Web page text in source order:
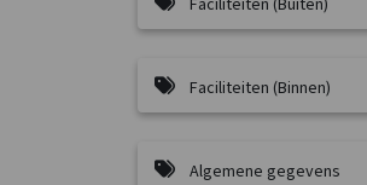
Faciliteiten (Binnen)
Algemene gegevens